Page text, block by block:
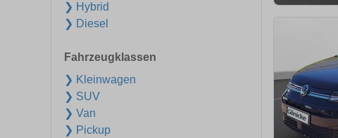
❯ Hybrid
❯ Diesel
Fahrzeugklassen
❯ Kleinwagen
❯ SUV
❯ Van
❯ Pickup